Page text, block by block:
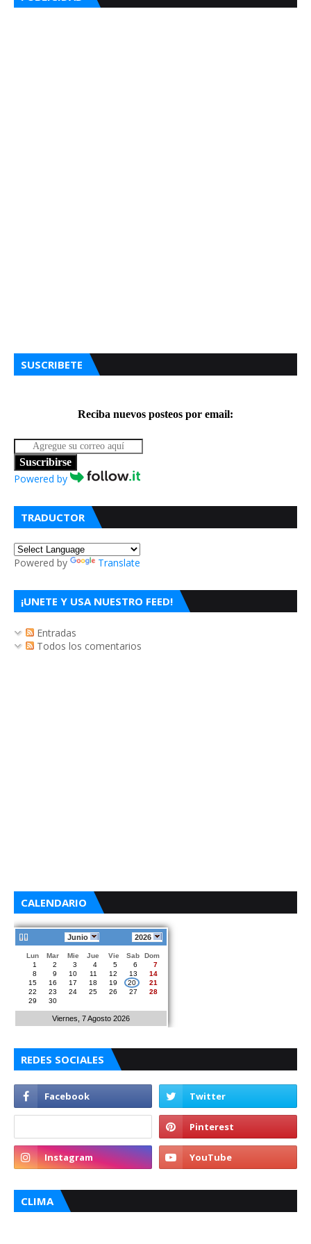
SUSCRIBETE
Reciba nuevos posteos por email:
Suscribirse
Powered by
TRADUCTOR
Powered by Translate
¡UNETE Y USA NUESTRO FEED!
Entradas
Todos los comentarios
CALENDARIO
Junio 2026
Lun Mar Mie Jue Vie Sab
Dom
1
2 3 4 5 6
7
8
9 10 11 12 13
14
15
16 17 18 19 20
21
22
23 24 25 26 27
28
29
30
Viernes, 7 Agosto 2026
REDES SOCIALES
CLIMA